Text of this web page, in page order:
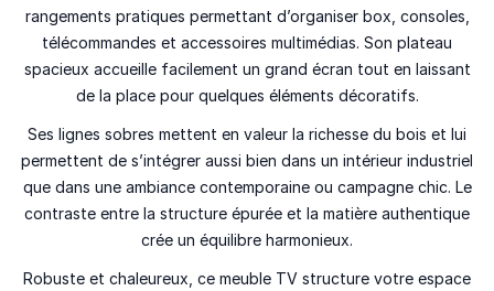
rangements pratiques permettant d’organiser box, consoles,
télécommandes et accessoires multimédias. Son plateau
spacieux accueille facilement un grand écran tout en laissant
de la place pour quelques éléments décoratifs.
Ses lignes sobres mettent en valeur la richesse du bois et lui
permettent de s’intégrer aussi bien dans un intérieur industriel
que dans une ambiance contemporaine ou campagne chic. Le
contraste entre la structure épurée et la matière authentique
crée un équilibre harmonieux.
Robuste et chaleureux, ce meuble TV structure votre espace